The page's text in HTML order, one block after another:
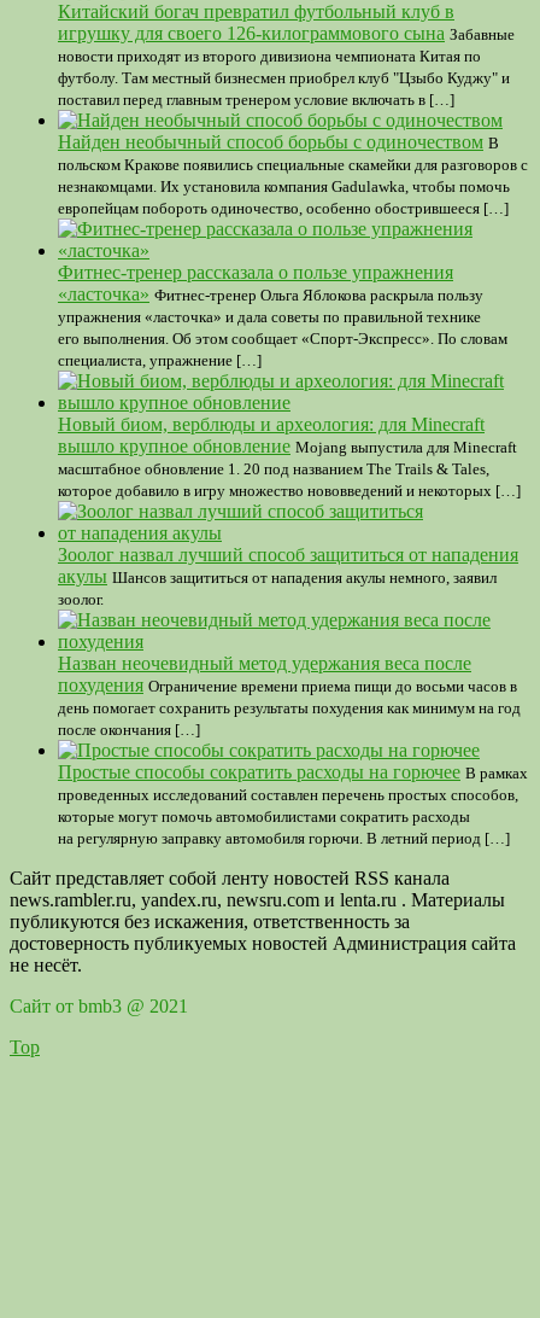
Китайский богач превратил футбольный клуб в
игрушку для своего 126-килограммового сына Забавные
новости приходят из второго дивизиона чемпионата Китая по
футболу. Там местный бизнесмен приобрел клуб "Цзыбо Куджу" и
поставил перед главным тренером условие включать в […]
Найден необычный способ борьбы с одиночеством В
польском Кракове появились специальные скамейки для разговоров с
незнакомцами. Их установила компания Gadulawka, чтобы помочь
европейцам побороть одиночество, особенно обострившееся […]
Фитнес-тренер рассказала о пользе упражнения
«ласточка» Фитнес-тренер Ольга Яблокова раскрыла пользу
упражнения «ласточка» и дала советы по правильной технике
его выполнения. Об этом сообщает «Спорт-Экспресс». По словам
специалиста, упражнение […]
Новый биом, верблюды и археология: для Minecraft
вышло крупное обновление Mojang выпустила для Minecraft
масштабное обновление 1. 20 под названием The Trails & Tales,
которое добавило в игру множество нововведений и некоторых […]
Зоолог назвал лучший способ защититься от нападения
акулы Шансов защититься от нападения акулы немного, заявил
зоолог.
Назван неочевидный метод удержания веса после
похудения Ограничение времени приема пищи до восьми часов в
день помогает сохранить результаты похудения как минимум на год
после окончания […]
Простые способы сократить расходы на горючее В рамках
проведенных исследований составлен перечень простых способов,
которые могут помочь автомобилистами сократить расходы
на регулярную заправку автомобиля горючи. В летний период […]
Сайт представляет собой ленту новостей RSS канала
news.rambler.ru, yandex.ru, newsru.com и lenta.ru . Материалы
публикуются без искажения, ответственность за
достоверность публикуемых новостей Администрация сайта
не несёт.
Сайт от bmb3 @ 2021
Top